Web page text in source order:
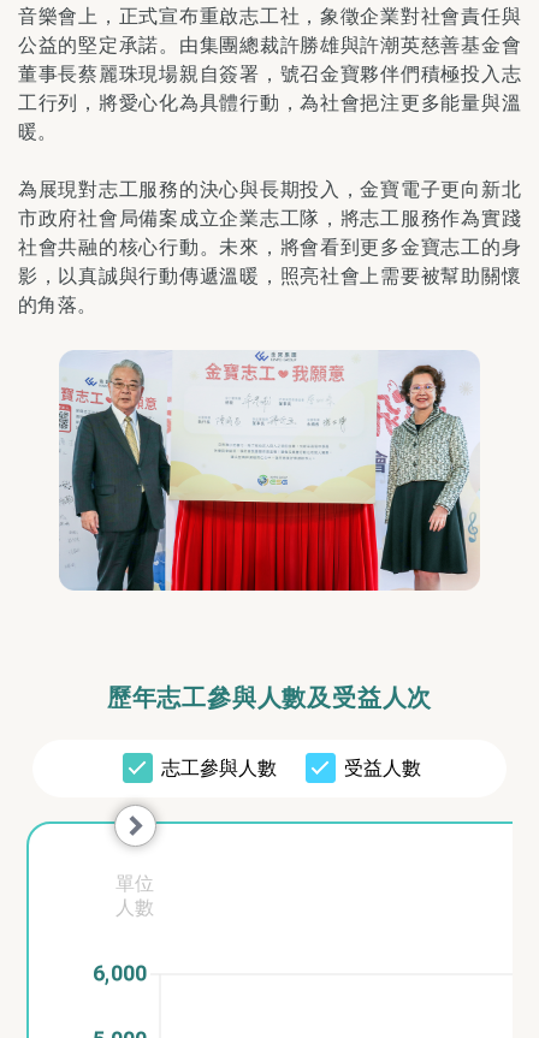
音樂會上，正式宣布重啟志工社，象徵企業對社會責任與
公益的堅定承諾。由集團總裁許勝雄與許潮英慈善基金會
董事長蔡麗珠現場親自簽署，號召金寶夥伴們積極投入志
工行列，將愛心化為具體行動，為社會挹注更多能量與溫
暖。
為展現對志工服務的決心與長期投入，金寶電子更向新北
市政府社會局備案成立企業志工隊，將志工服務作為實踐
社會共融的核心行動。未來，將會看到更多金寶志工的身
影，以真誠與行動傳遞溫暖，照亮社會上需要被幫助關懷
的角落。
歷年志工參與人數及受益人次
志工參與人數 受益人數
單位
人數